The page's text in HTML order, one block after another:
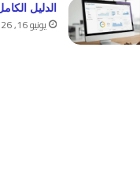
الدليل
يونيو 16, 2026